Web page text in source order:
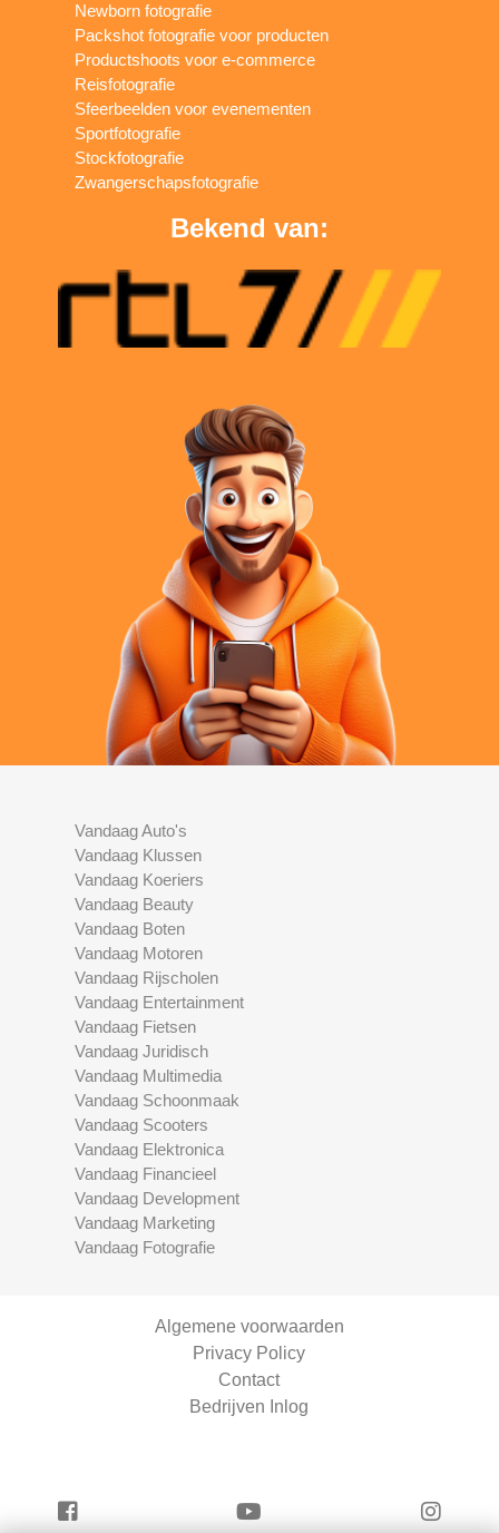
Newborn fotografie
Packshot fotografie voor producten
Productshoots voor e-commerce
Reisfotografie
Sfeerbeelden voor evenementen
Sportfotografie
Stockfotografie
Zwangerschapsfotografie
Bekend van:
Vandaag Auto's
Vandaag Klussen
Vandaag Koeriers
Vandaag Beauty
Vandaag Boten
Vandaag Motoren
Vandaag Rijscholen
Vandaag Entertainment
Vandaag Fietsen
Vandaag Juridisch
Vandaag Multimedia
Vandaag Schoonmaak
Vandaag Scooters
Vandaag Elektronica
Vandaag Financieel
Vandaag Development
Vandaag Marketing
Vandaag Fotografie
Algemene voorwaarden
Privacy Policy
Contact
Bedrijven Inlog